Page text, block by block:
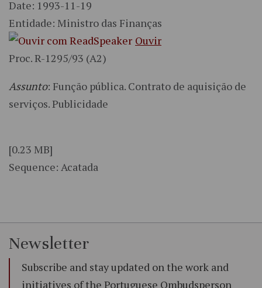
Date: 1993-11-19
Entidade: Ministro das Finanças
Ouvir
Proc. R-1295/93 (A2)
Assunto: Função pública. Contrato de aquisição de
serviços. Publicidade
[0.23 MB]
Sequence: Acatada
Newsletter
Subscribe and stay updated on the work and
initiatives of the Portuguese Ombudsperson